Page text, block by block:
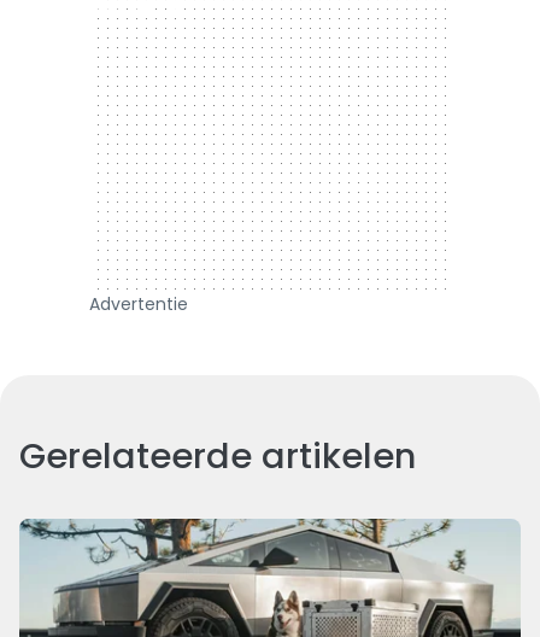
Advertentie
Gerelateerde artikelen